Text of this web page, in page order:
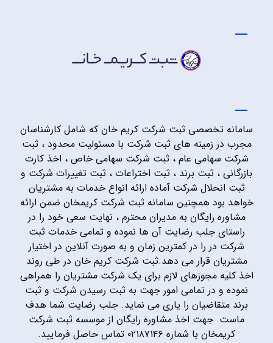
سامانه تخصصی ثبت شرکت کریم خان که شامل کارشناسان
مجرب در زمینه های ثبت شرکت با مسئولیت محدود ، ثبت
شرکت سهامی عام ، ثبت شرکت سهامی خاص ، اخذ کارت
بازرگانی ، ثبت برند ، ثبت اختراعات ، ثبت تغییرات شرکت و
ثبت انحلال شرکت آماده ارائه انواع خدمات به مشتریان
خواهد بود همچنین سامانه ثبت شرکت کریمخان ضمن ارائه
مشاوره رایگان به مدیران محترم ، نهایت سعی خود را در
راستای جلب رضایت آن ها نموده و تمامی خدمات ثبت
شرکت در را در کمترین زمان و به صورت آنلاین در اختیار
مشتریان قرار می دهد.ثبت شرکت کریم خان در طی روند
اخذ کلیه مجوزهای لازم برای یک شرکت مشتریان را همراهی
نموده و در تمامی امور جهت به ثبت رسیدن شرکت و ثبت
برند متقاضیان را یاری می نماید. جلب رضایت شما هدف
ماست. جهت اخذ مشاوره رایگان از موسسه ثبت شرکت
کریمخان با شماره ۰۲۱۸۷۱۴۶ تماس حاصل فرمایید.